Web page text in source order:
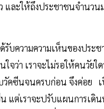
และให้ถึงประชาชนจำนว
รับความความเห็นของประ
ใจว่า เราจะไม่รอให้คนวัย
วัคซีนจนครบก่อน จึงค่อย
แต่เราจะปรับแผนการเดิ